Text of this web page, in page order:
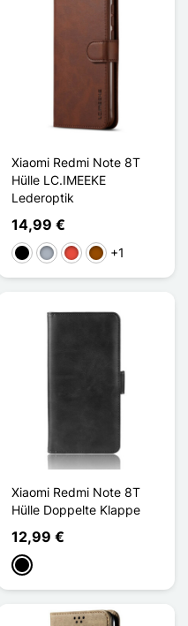
Xiaomi Redmi Note 8T
Hülle LC.IMEEKE
Lederoptik
14,99 €
Schwarz
GrauRot Braun
+1
Xiaomi Redmi Note 8T
Hülle Doppelte Klappe
12,99 €
Schwarz